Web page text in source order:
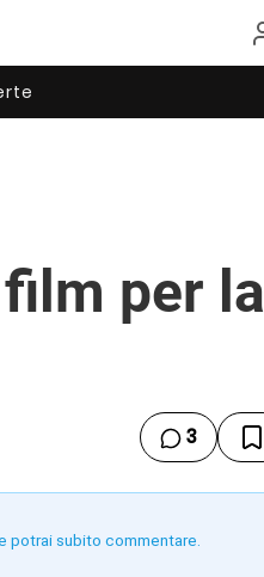
per la
3
potrai subito commentare.